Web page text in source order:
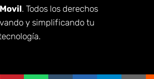
. Todos los derechos
y simplificando tu